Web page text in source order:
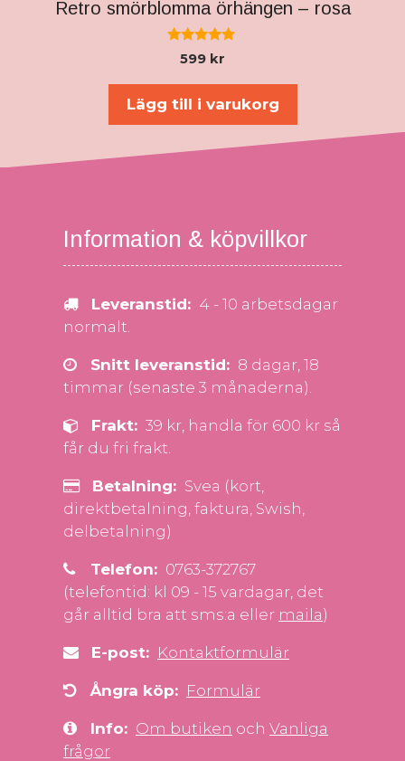
Retro smörblomma örhängen – rosa
5.00
av 5
599 kr
Lägg till i varukorg
Information & köpvillkor
Leveranstid: 4 - 10 arbetsdagar
normalt.
Snitt leveranstid: 8 dagar, 18
timmar (senaste 3 månaderna).
Frakt: 39 kr, handla för 600 kr så
får du fri frakt.
Betalning: Svea (kort,
direktbetalning, faktura, Swish,
delbetalning)
Telefon: 0763-372767
(telefontid: kl 09 - 15 vardagar, det
går alltid bra att sms:a eller maila)
E-post: Kontaktformulär
Ångra köp: Formulär
Info: Om butiken och Vanliga
frågor